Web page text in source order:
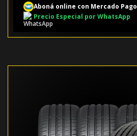
Aboná online con Mercado Pago
Precio Especial por WhatsApp